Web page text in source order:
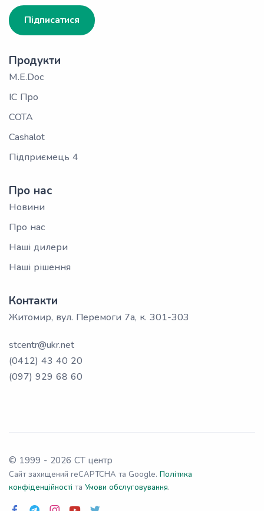
Підписатися
Продукти
M.E.Doc
ІС Про
СОТА
Cashalot
Підприємець 4
Про нас
Новини
Про нас
Наші дилери
Наші рішення
Контакти
Житомир, вул. Перемоги 7а, к. 301-303
stcentr@ukr.net
(0412) 43 40 20
(097) 929 68 60
© 1999 - 2026 СТ центр
Сайт захищений reCAPTCHA та Google. Політика
конфіденційності та Умови обслуговування.